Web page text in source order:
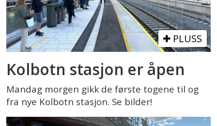
PLUSS
Kolbotn stasjon er åpen
Mandag morgen gikk de første togene til og
fra nye Kolbotn stasjon. Se bilder!